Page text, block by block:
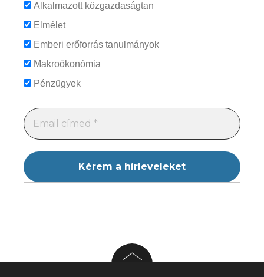
Alkalmazott közgazdaságtan
Elmélet
Emberi erőforrás tanulmányok
Makroökonómia
Pénzügyek